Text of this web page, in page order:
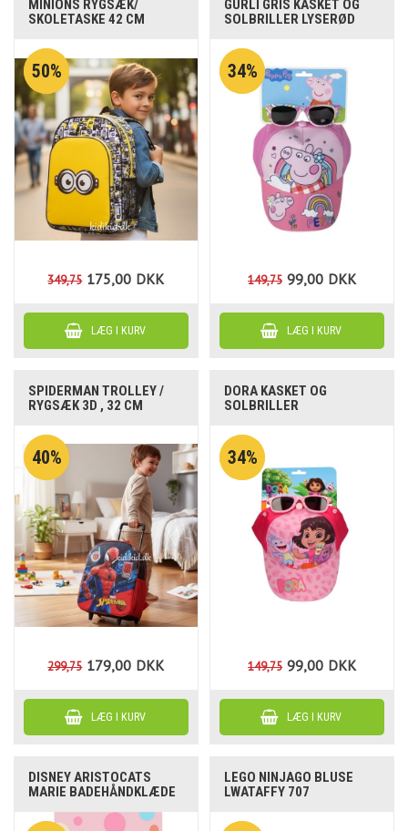
MINIONS RYGSÆK/
SKOLETASKE 42 CM
50%
349,75 175,00 DKK
GURLI GRIS KASKET OG
SOLBRILLER LYSERØD
34%
149,75 99,00 DKK
SPIDERMAN TROLLEY /
RYGSÆK 3D , 32 CM
40%
299,75 179,00 DKK
DORA KASKET OG
SOLBRILLER
34%
149,75 99,00 DKK
DISNEY ARISTOCATS
MARIE BADEHÅNDKLÆDE
LEGO NINJAGO BLUSE
LWATAFFY 707